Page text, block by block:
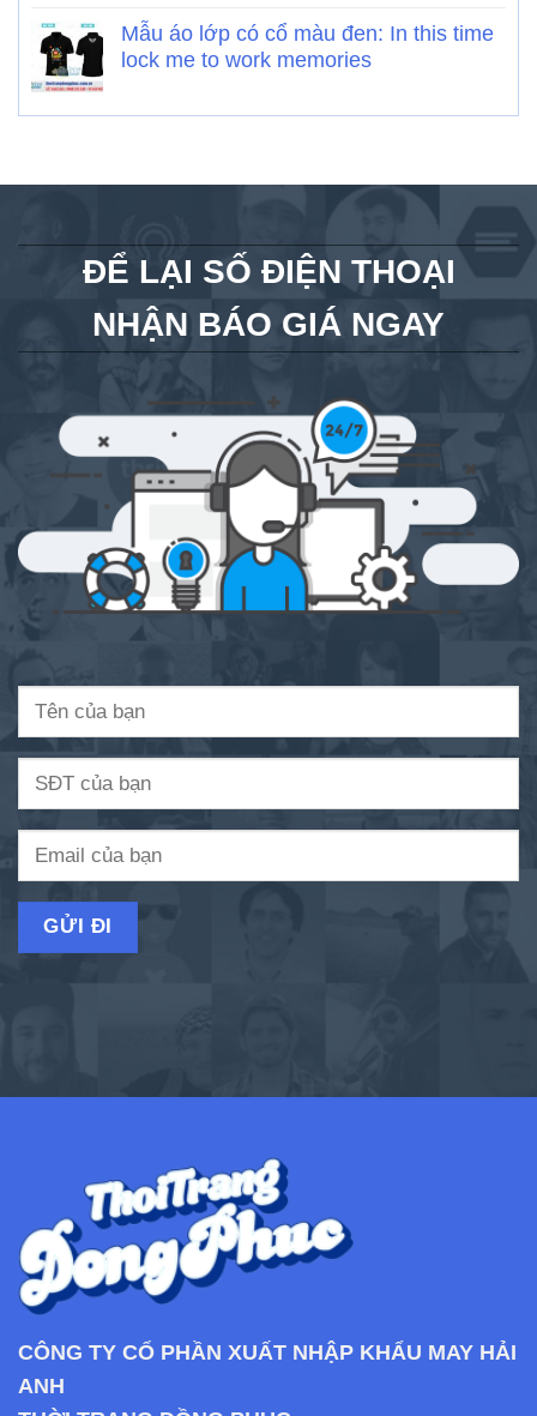
Mẫu áo lớp có cổ màu đen: In this time
lock me to work memories
ĐỂ LẠI SỐ ĐIỆN THOẠI
NHẬN BÁO GIÁ NGAY
CÔNG TY CỔ PHẦN XUẤT NHẬP KHẨU MAY HẢI
ANH